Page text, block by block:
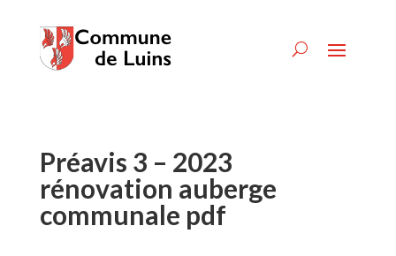
Préavis 3 – 2023
rénovation auberge
communale pdf